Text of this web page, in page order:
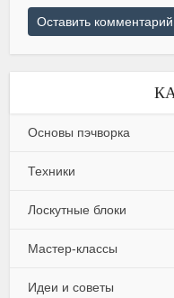
Основы пэчворка
Техники
Лоскутные блоки
Мастер-классы
Идеи и советы